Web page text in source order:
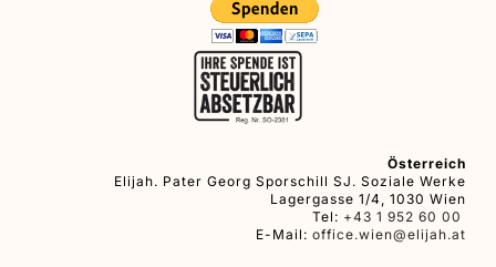
Österreich
Elijah. Pater Georg Sporschill SJ. Soziale Werke
Lagergasse 1/4, 1030 Wien
Tel: +43 1 952 60 00
E-Mail: office.wien@elijah.at